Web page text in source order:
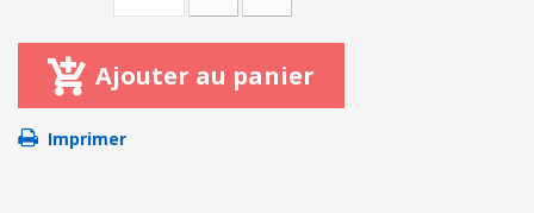
Ajouter au panier
Imprimer